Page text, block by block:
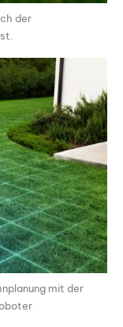
der
mit der